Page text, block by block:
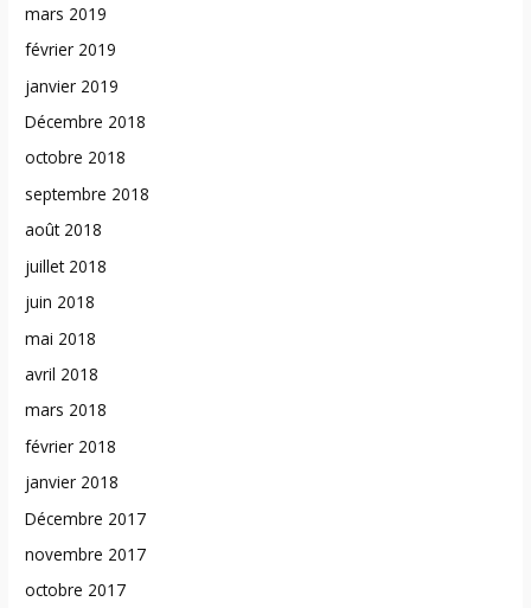
mars 2019
février 2019
janvier 2019
Décembre 2018
octobre 2018
septembre 2018
août 2018
juillet 2018
juin 2018
mai 2018
avril 2018
mars 2018
février 2018
janvier 2018
Décembre 2017
novembre 2017
octobre 2017